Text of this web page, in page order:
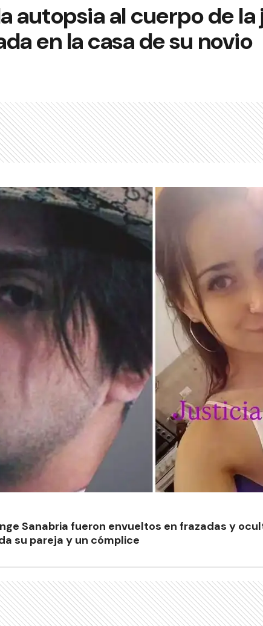
autopsia al cuerpo de
en la casa de su novio
Sanabria fueron envueltos en frazadas y
su pareja y un cómplice